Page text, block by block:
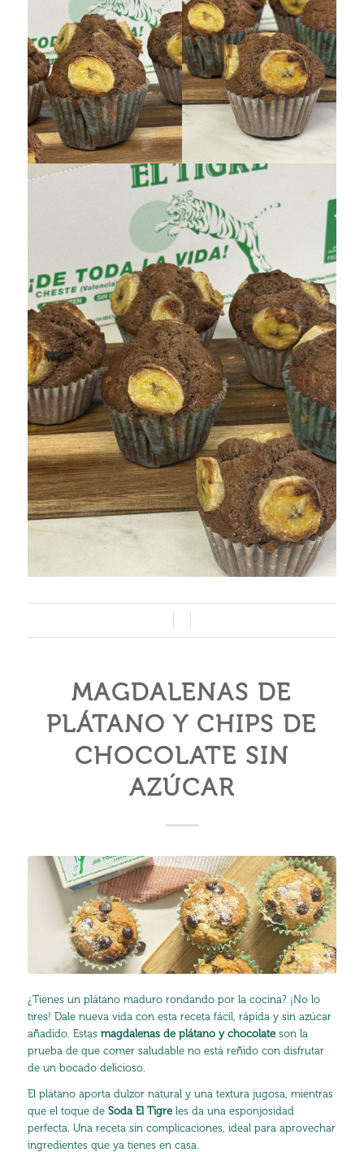
MAGDALENAS DE
PLÁTANO Y CHIPS DE
CHOCOLATE SIN
AZÚCAR
¿Tienes un plátano maduro rondando por la cocina? ¡No lo
tires! Dale nueva vida con esta receta fácil, rápida y sin azúcar
añadido. Estas magdalenas de plátano y chocolateson la
prueba de que comer saludable no está reñido con disfrutar
de un bocado delicioso.
El plátano aporta dulzor natural y una textura jugosa, mientras
que el toque de Soda El Tigreles da una esponjosidad
perfecta. Una receta sin complicaciones, ideal para aprovechar
ingredientes que ya tienes en casa.